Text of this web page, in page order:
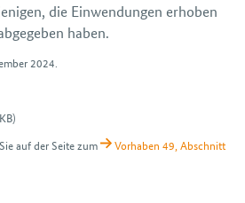
die Ein­wendungen erhoben
haben.
2024.
auf der Seite zum
Vorhaben 49, Abschnitt